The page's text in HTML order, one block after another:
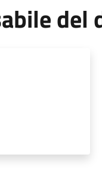
del